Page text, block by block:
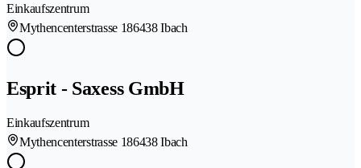
Einkaufszentrum
Mythencenterstrasse 186438 Ibach
Esprit - Saxess GmbH
Einkaufszentrum
Mythencenterstrasse 186438 Ibach